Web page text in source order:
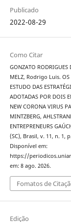
Publicado
2022-08-29
Como Citar
GONZATO
MELZ, Rodrigo Luis. OS
ESTUDO DAS
ADOTADAS POR DOIS
NEW CORONA VIRUS
MINTZBERG,
ENTREPRENEURS
(SC), Brasil, v. 11, n. 1,
Disponível em:
https://
em: 8 ago. 2026.
Fomatos de
Edição